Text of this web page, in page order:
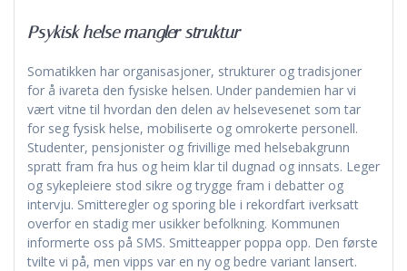
Psykisk helse mangler struktur
Somatikken har organisasjoner, strukturer og tradisjoner
for å ivareta den fysiske helsen. Under pandemien har vi
vært vitne til hvordan den delen av helsevesenet som tar
for seg fysisk helse, mobiliserte og omrokerte personell.
Studenter, pensjonister og frivillige med helsebakgrunn
spratt fram fra hus og heim klar til dugnad og innsats. Leger
og sykepleiere stod sikre og trygge fram i debatter og
intervju. Smitteregler og sporing ble i rekordfart iverksatt
overfor en stadig mer usikker befolkning. Kommunen
informerte oss på SMS. Smitteapper poppa opp. Den første
tvilte vi på, men vipps var en ny og bedre variant lansert.